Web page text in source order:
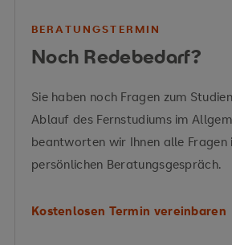
Vermittelte Kompetenzen
vom klassischen Arbeitsschutz zu
ganzheitlichen
Ernährungsangeboten
Zeit- und
Planung und
BERATUNGSTERMIN
Noch Redebedarf?
Sie haben noch Fragen zum
Ablauf des Fernstudiums im
beantworten wir Ihnen alle Fragen
persönlichen Beratungsgespräch.
Kostenlosen Termin vereinbaren